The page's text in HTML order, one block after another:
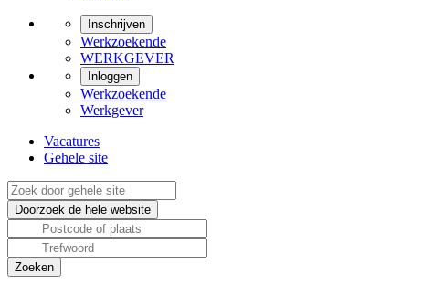
Inschrijven
Werkzoekende
WERKGEVER
Inloggen
Werkzoekende
Werkgever
Vacatures
Gehele site